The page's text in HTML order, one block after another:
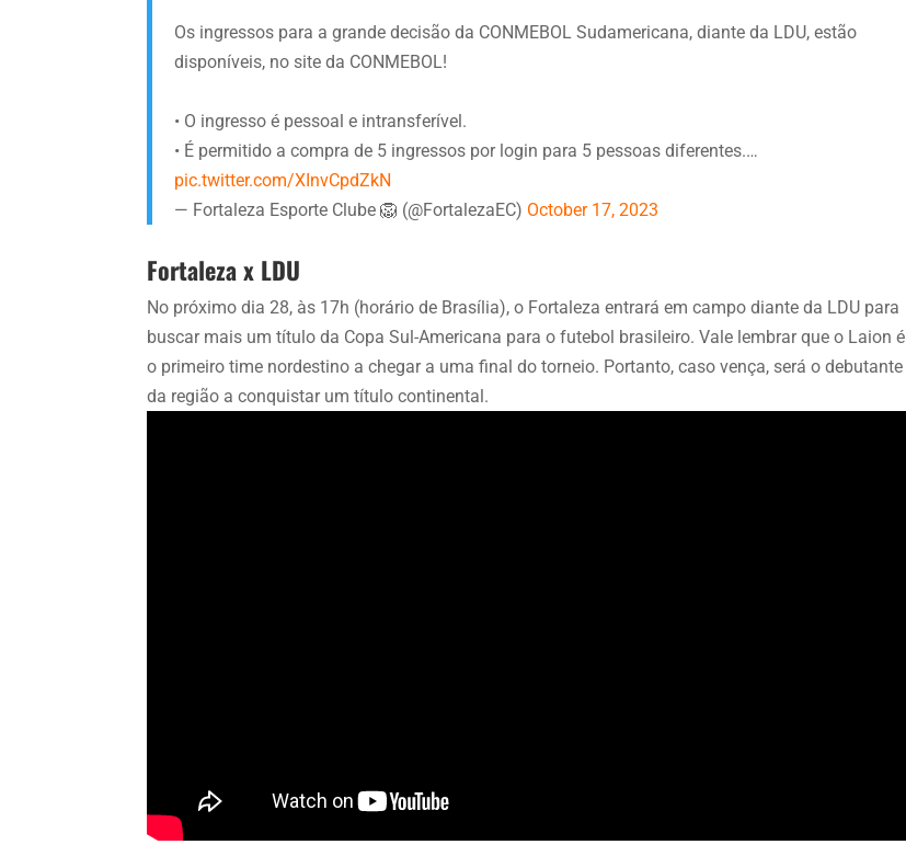
Os ingressos para a grande decisão da CONMEBOL Sudamericana, diante da LDU, estão
disponíveis, no site da CONMEBOL!
• O ingresso é pessoal e intransferível.
• É permitido a compra de 5 ingressos por login para 5 pessoas diferentes.…
pic.twitter.com/XInvCpdZkN
— Fortaleza Esporte Clube 🦁 (@FortalezaEC) October 17, 2023
Fortaleza x LDU
No próximo dia 28, às 17h (horário de Brasília), o Fortaleza entrará em campo diante da LDU para
buscar mais um título da Copa Sul-Americana para o futebol brasileiro. Vale lembrar que o Laion é
o primeiro time nordestino a chegar a uma final do torneio. Portanto, caso vença, será o debutante
da região a conquistar um título continental.